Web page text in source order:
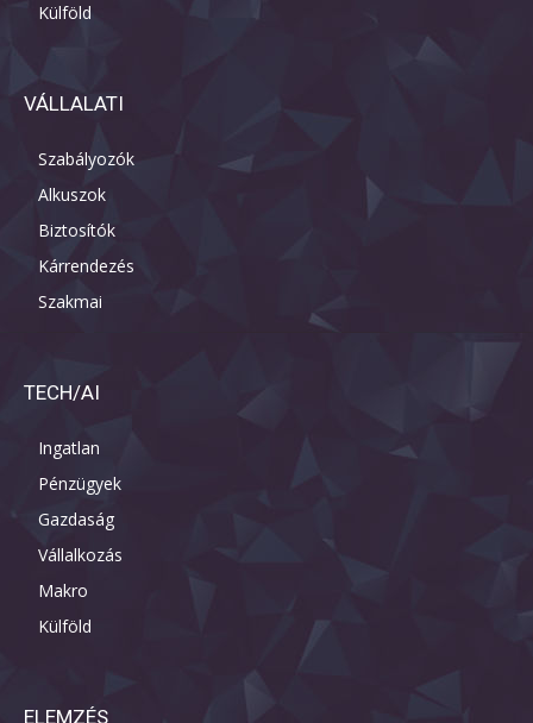
Külföld
VÁLLALATI
Szabályozók
Alkuszok
Biztosítók
Kárrendezés
Szakmai
TECH/AI
Ingatlan
Pénzügyek
Gazdaság
Vállalkozás
Makro
Külföld
ELEMZÉS